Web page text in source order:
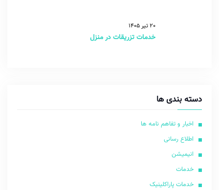
20 تیر 1405
خدمات تزریقات در منزل
دسته بندی ها
اخبار و تفاهم نامه ها
اطلاع رسانی
انیمیشن
خدمات
خدمات پاراکلینیک